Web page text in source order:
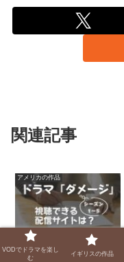
関連記事
アメリカの作品
VODでドラマを楽し
む
イギリスの作品